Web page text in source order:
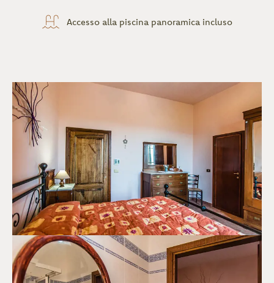
Accesso alla piscina panoramica incluso